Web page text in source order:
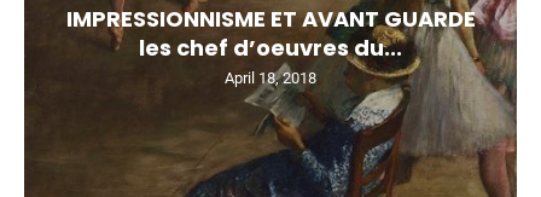
IMPRESSIONNISME ET AVANT GUARDE
les chef d’oeuvres du...
April 18, 2018